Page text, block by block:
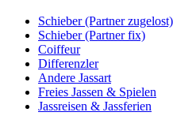
Schieber (Partner zugelost)
Schieber (Partner fix)
Coiffeur
Differenzler
Andere Jassart
Freies Jassen & Spielen
Jassreisen & Jassferien